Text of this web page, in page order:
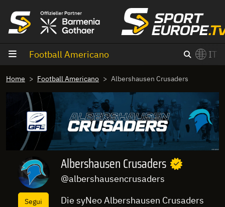
Football Americano IT
Switch to English?
Home Football Americano Albershausen Crusaders
Segui
Albershausen Crusaders
@albershausencrusaders
Die syNeo Albershausen Crusaders